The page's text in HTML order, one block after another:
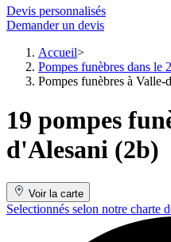
Devis personnalisés
Demander un devis
Accueil
Pompes funèbres dans le
Pompes funèbres à Valle-
19 pompes
d'Alesani (2b)
Voir la carte
Selectionnés selon notre charte